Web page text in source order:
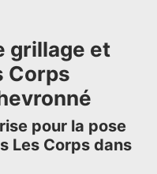
grillage et
Corps
pour la pose
Les Corps dans